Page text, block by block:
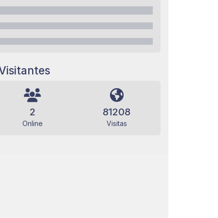
2
Online
81208
Visitas